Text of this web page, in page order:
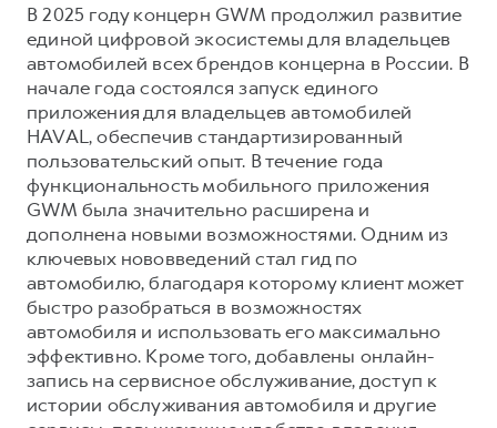
В 2025 году концерн GWM продолжил развитие
единой цифровой экосистемы для владельцев
автомобилей всех брендов концерна в России. В
начале года состоялся запуск единого
приложения для владельцев автомобилей
HAVAL, обеспечив стандартизированный
пользовательский опыт. В течение года
функциональность мобильного приложения
GWM была значительно расширена и
дополнена новыми возможностями. Одним из
ключевых нововведений стал гид по
автомобилю, благодаря которому клиент может
быстро разобраться в возможностях
автомобиля и использовать его максимально
эффективно. Кроме того, добавлены онлайн-
запись на сервисное обслуживание, доступ к
истории обслуживания автомобиля и другие